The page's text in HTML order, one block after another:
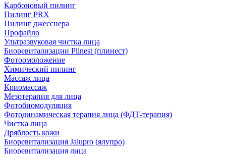
Карбоновый пилинг
Пилинг PRX
Пилинг джесснера
Профайло
Ультразвуковая чистка лица
Биоревитализации Plinest (плинест)
Фотоомоложение
Химический пилинг
Массаж лица
Криомассаж
Мезотерапия для лица
Фотобиомодуляция
Фотодинамическая терапия лица (ФДТ-терапия)
Чистка лица
Дряблость кожи
Биоревитализация Jalupro (ялупро)
Биоревитализация лица